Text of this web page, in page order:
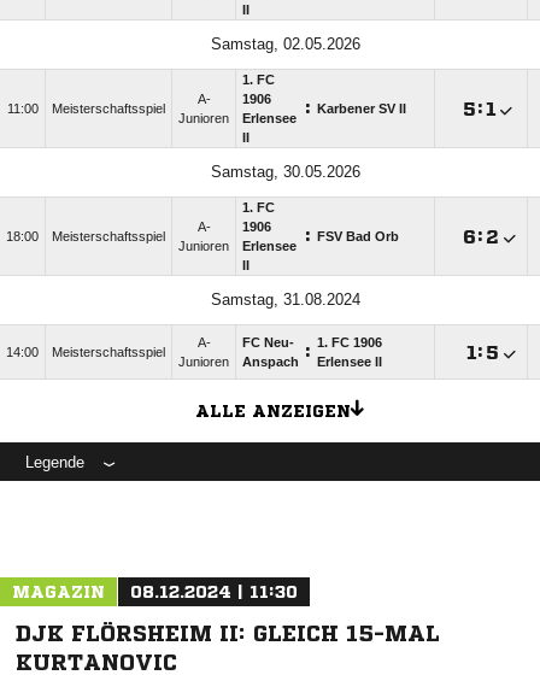
Samstag, 02.05.2026
11:00 Meisterschaftsspiel
A-
Junioren
1. FC
1906
Erlensee
: Karbener SV II :
Samstag, 30.05.2026
18:00 Meisterschaftsspiel
A-
Junioren
1. FC
1906
Erlensee
: FSV Bad Orb : 
Samstag, 31.08.2024
14:00 Meisterschaftsspiel
A-
Junioren
FC Neu-
Anspach : 1. FC 1906
Erlensee II
: 
ALLE ANZEIGEN
Legende
MAGAZIN 08.12.2024 | 11:30
DJK FLÖRSHEIM II: GLEICH 15-MAL
KURTANOVIC